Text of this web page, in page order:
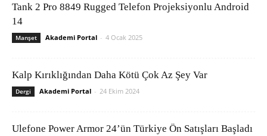
Tank 2 Pro 8849 Rugged Telefon Projeksiyonlu Android
14
Manşet Akademi Portal - 4 Ocak 2025
Kalp Kırıklığından Daha Kötü Çok Az Şey Var
Dergi Akademi Portal - 24 Ekim 2024
Ulefone Power Armor 24’ün Türkiye Ön Satışları Başladı